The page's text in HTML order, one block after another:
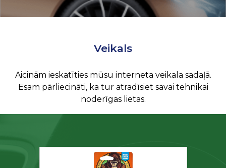
Veikals
Aicinām ieskatīties mūsu interneta veikala sadaļā.
Esam pārliecināti, ka tur atradīsiet savai tehnikai
noderīgas lietas.